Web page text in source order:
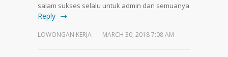
salam sukses selalu untuk admin dan semuanya
Reply
LOWONGAN KERJA MARCH 30, 2018 7:08 AM